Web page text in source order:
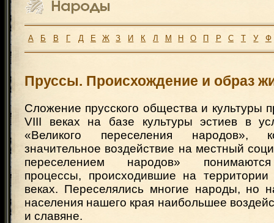
А Б В Г Д Е Ж З И К Л М Н О П Р С Т У Ф
Пруссы. Происхождение и образ
Сложение прусского общества и культуры
VIII веках на базе культуры эстиев в
«Великого переселения народов»,
значительное воздействие на местный
переселением народов»
процессы, происходившие на
веках. Переселялись многие народы, но
населения нашего края наибольшее
и славяне.